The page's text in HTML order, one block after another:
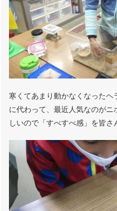
寒くてあまり動かなくなったヘ
に代わって、最近人気なのがニ
しいので「すべすべ感」を皆さ